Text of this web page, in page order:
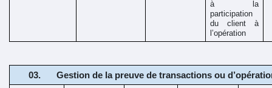
à la
participation
du client à
l’opération
Gestion de la preuve de transactions ou